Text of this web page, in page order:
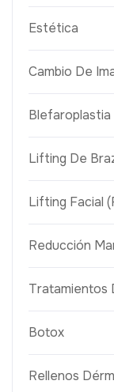
Estética
Cambio De
Blefaroplastia
Lifting De
Lifting Facial
Reducción
Tratamientos
Botox
Rellenos